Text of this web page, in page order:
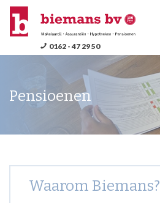
0162 - 47 29 50
Pensioenen
Waarom Biemans?